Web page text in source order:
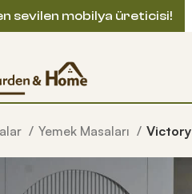
Yemek Masaları
sevilen mobilya üreticisi!